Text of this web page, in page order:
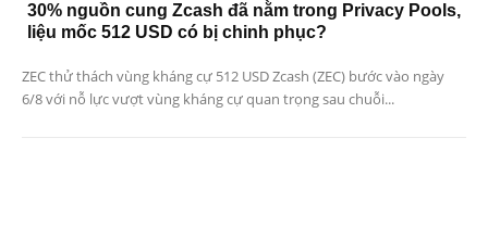
30% nguồn cung Zcash đã nằm trong Privacy Pools,
liệu mốc 512 USD có bị chinh phục?
ZEC thử thách vùng kháng cự 512 USD Zcash (ZEC) bước vào ngày
6/8 với nỗ lực vượt vùng kháng cự quan trọng sau chuỗi...